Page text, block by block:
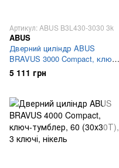
Артикул: ABUS B3L430-3030 3k
ABUS
Дверний циліндр ABUS
BRAVUS 3000 Compact, ключ-
тумблер, 60 (30х30Т), 3 ключі,
5 111 грн